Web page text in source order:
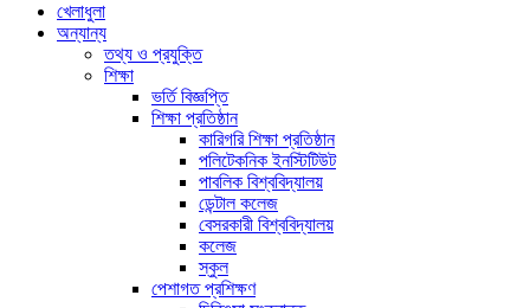
খেলাধুলা
অন্যান্য
তথ্য ও প্রযুক্তি
শিক্ষা
ভর্তি বিজ্ঞপ্তি
শিক্ষা প্রতিষ্ঠান
কারিগরি শিক্ষা প্রতিষ্ঠান
পলিটেকনিক ইনস্টিটিউট
পাবলিক বিশ্ববিদ্যালয়
ডেন্টাল কলেজ
বেসরকারী বিশ্ববিদ্যালয়
কলেজ
স্কুল
পেশাগত প্রশিক্ষণ